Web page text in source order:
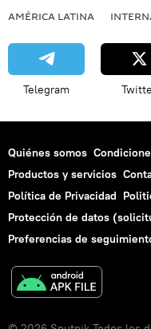
AMÉRICA LATINA
Telegram
Quiénes somos
Productos y servicios
Política de Privacidad
Protección de datos
Preferencias de